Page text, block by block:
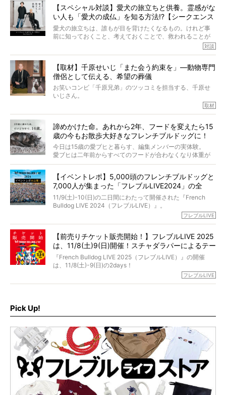
とりを目の当たりにするほどに、そのフレンチブルドッグ
愛がわたしたちのそれとまったく同じであることに、なん
だかうれしくなってしまったのでした。
春奈さんとアムちゃんのすてきな暮らしを、BUHI編集長の
小西がいつくしみながら、切り取らせていただきます。
【スペシャル対談】愛犬の旅立ちと供養。霊感がな
い人も「愛犬の成仏」を知る方法!?【シークエンス
はやとも×PELI】
愛犬の旅立ちは、誰もが目を背けたくなるもの。けれど事
前に知っておくこと、考えておくことで、救われることが
力をもつお笑い芸人「シークエンスはやとも」さんに、愛
犬の旅立ちや供養についてインタビュー。
インタビュアー兼対談相手は、大の犬好きで心霊分野の知
識にも長けているPELIさん。
「愛犬が旅立ったあと、ベッドやおもちゃはどうすればい
くれる？」
さらには、霊感がない人でも愛犬が成仏したことを知る方
法まで。
お笑い芸人だからこそ暗くなりすぎない、むしろ心がスッ
と軽くなる。
永久保存版のスペシャル対談です！
対談
【取材】千原せいじ「また会う約束を」―動物専門
僧侶として伝える、希望の葬儀
お笑いコンビ「千原兄弟」のツッコミを担当する、千原せ
いじさん。
た。
僧侶としての名は「靖賢（せいけん）」。
当時54歳という年齢にして、なぜ動物専門僧侶という道を
選んだのか。
また、愛犬の旅立ちとどのように向き合うべきなのか。
た。
取材
諦めかけた命。あれから2年、フードを変えたら15
歳の今もお散歩大好きなフレンチブルドッグに！
今日は15歳の愛ブヒと暮らす、編集メンバーの実体験。
愛ブヒは二年前からすべてのフードが合わなくなり体重が
激減。検査をしても異常はなく「年齢のせいですね…」と言
もう諦めるしかないのかな…そんなとき、我が家に届いたの
が「THE fu-do(ザ・フード)」の試食品でした。
そして「THE fu-do(ザ・フード)」を食べつづけて二年、愛
ブヒは15歳になり、今も元気にお散歩をしています。
今回は、二年前の絶望から今までを包み隠さず、時系列で
【イベントレポ】5,000頭のフレンチブルドッグと
7,000人が集まった「フレブルLIVE2024」の全
貌！
11/9(土)-10(日)の二日間にわたって開催された『French
Bulldog LIVE 2024（フレブルLIVE）』。
今年はのべ5,000頭のフレンチブルドッグと7,000人のフレ
day1の司会はフレブルラバーのロッチさん。day2の音楽フ
ェスには世代ど真ん中のPUFFYが出演するなど、例年以上
に豪華なラインナップ。
北は北海道、南は鹿児島県から。全国のフレンチブルドッ
グが一堂に会した「フレブルLIVE2024」の模様を、詳しく
フレブルLIVE
【前売りチケット販売開始！】フレブルLIVE 2025
は、11/8(土)9(日)開催！スチャダラパーによるテー
マソング制作も決定
『French Bulldog LIVE 2025（フレブルLIVE）』の開催
は、11/8(土)-9(日)の2days！
お得な前売りチケット、いよいよ販売スタートです！
ど、内容盛りだくさんでお送りしていますので、最後まで
お見逃しなく！
フレブルLIVE
Pick Up!